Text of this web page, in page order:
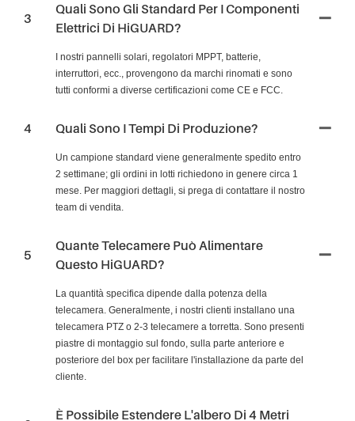
3
Quali Sono Gli Standard Per I Componenti
Elettrici Di HiGUARD?
I nostri pannelli solari, regolatori MPPT, batterie,
interruttori, ecc., provengono da marchi rinomati e sono
tutti conformi a diverse certificazioni come CE e FCC.
4 Quali Sono I Tempi Di Produzione?
Un campione standard viene generalmente spedito entro
2 settimane; gli ordini in lotti richiedono in genere circa 1
mese. Per maggiori dettagli, si prega di contattare il nostro
team di vendita.
5
Quante Telecamere Può Alimentare
Questo HiGUARD?
La quantità specifica dipende dalla potenza della
telecamera. Generalmente, i nostri clienti installano una
telecamera PTZ o 2-3 telecamere a torretta. Sono presenti
piastre di montaggio sul fondo, sulla parte anteriore e
posteriore del box per facilitare l'installazione da parte del
cliente.
È Possibile Estendere L'albero Di 4 Metri